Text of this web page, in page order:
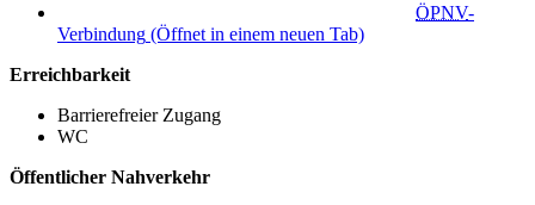
ÖPNV-
Verbindung (Öffnet in einem neuen Tab)
Erreichbarkeit
Barrierefreier Zugang
WC
Öffentlicher Nahverkehr